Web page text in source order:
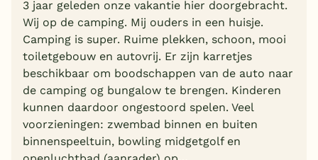
3 jaar geleden onze vakantie hier doorgebracht.
Wij op de camping. Mij ouders in een huisje.
Camping is super. Ruime plekken, schoon, mooi
toiletgebouw en autovrij. Er zijn karretjes
beschikbaar om boodschappen van de auto naar
de camping og bungalow te brengen. Kinderen
kunnen daardoor ongestoord spelen. Veel
voorzieningen: zwembad binnen en buiten
binnenspeeltuin, bowling midgetgolf en